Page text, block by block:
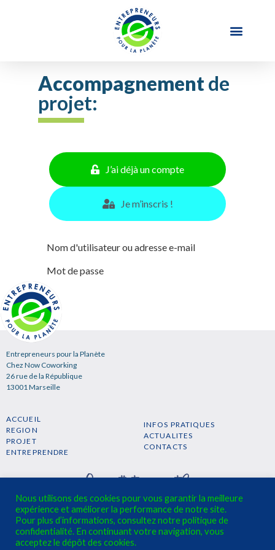
Accompagnementde
projet:
J’ai déjà un compte
Je m’inscris !
Nom d'utilisateur ou adresse e-mail
Mot de passe
Entrepreneurs pour la Planète
Chez Now Coworking
26 rue de la République
13001 Marseille
ACCUEIL
REGION
PROJET
ENTREPRENDRE
INFOS PRATIQUES
ACTUALITES
CONTACTS
S'INSCRIRE A LA NEWSLETTER →
Nous utilisons des cookies pour vous garantir la meilleure
expérience et améliorer la performance de notre site.
Pour plus d’informations, consultez notre politique de
confidentialité. En continuant votre navigation, vous
acceptez le dépôt des cookies.